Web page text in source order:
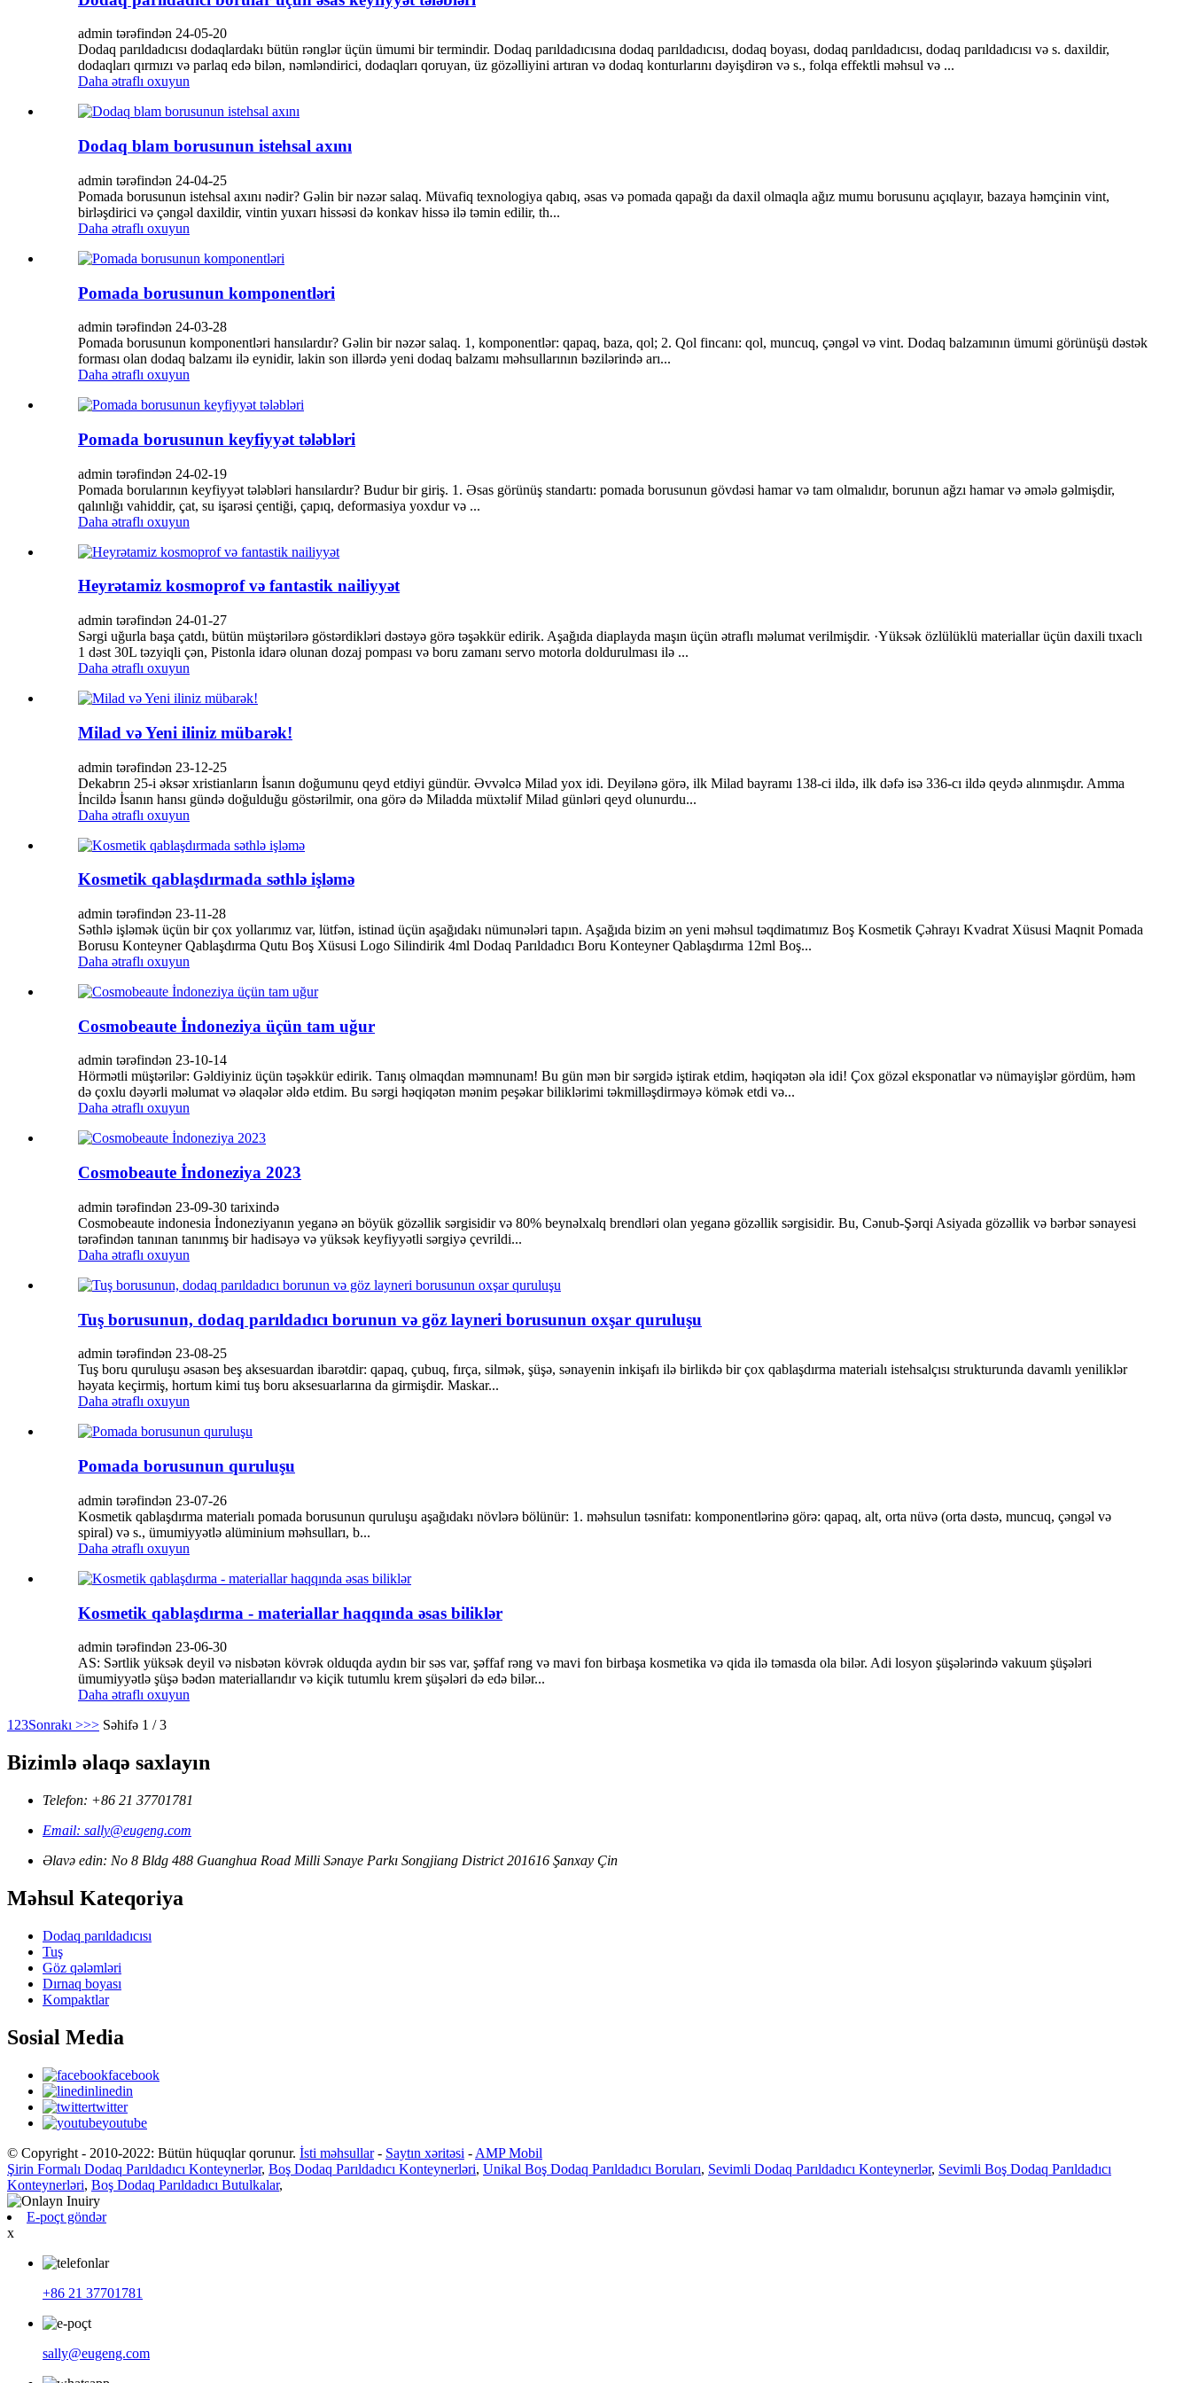
admin tərəfindən 24-05-20
Dodaq parıldadıcısı dodaqlardakı bütün rənglər üçün ümumi bir termindir. Dodaq parıldadıcısına dodaq parıldadıcısı, dodaq boyası, dodaq parıldadıcısı, dodaq parıldadıcısı və s. daxildir,
dodaqları qırmızı və parlaq edə bilən, nəmləndirici, dodaqları qoruyan, üz gözəlliyini artıran və dodaq konturlarını dəyişdirən və s., folqa effektli məhsul və ...
Daha ətraflı oxuyun
Dodaq blam borusunun istehsal axını
admin tərəfindən 24-04-25
Pomada borusunun istehsal axını nədir? Gəlin bir nəzər salaq. Müvafiq texnologiya qabıq, əsas və pomada qapağı da daxil olmaqla ağız mumu borusunu açıqlayır, bazaya həmçinin vint,
birləşdirici və çəngəl daxildir, vintin yuxarı hissəsi də konkav hissə ilə təmin edilir, th...
Daha ətraflı oxuyun
Pomada borusunun komponentləri
admin tərəfindən 24-03-28
Pomada borusunun komponentləri hansılardır? Gəlin bir nəzər salaq. 1, komponentlər: qapaq, baza, qol; 2. Qol fincanı: qol, muncuq, çəngəl və vint. Dodaq balzamının ümumi görünüşü dəstək
forması olan dodaq balzamı ilə eynidir, lakin son illərdə yeni dodaq balzamı məhsullarının bəzilərində arı...
Daha ətraflı oxuyun
Pomada borusunun keyfiyyət tələbləri
admin tərəfindən 24-02-19
Pomada borularının keyfiyyət tələbləri hansılardır? Budur bir giriş. 1. Əsas görünüş standartı: pomada borusunun gövdəsi hamar və tam olmalıdır, borunun ağzı hamar və əmələ gəlmişdir,
qalınlığı vahiddir, çat, su işarəsi çentiği, çapıq, deformasiya yoxdur və ...
Daha ətraflı oxuyun
Heyrətamiz kosmoprof və fantastik nailiyyət
admin tərəfindən 24-01-27
Sərgi uğurla başa çatdı, bütün müştərilərə göstərdikləri dəstəyə görə təşəkkür edirik. Aşağıda diaplayda maşın üçün ətraflı məlumat verilmişdir. ·Yüksək özlülüklü materiallar üçün daxili tıxaclı
1 dəst 30L təzyiqli çən, Pistonla idarə olunan dozaj pompası və boru zamanı servo motorla doldurulması ilə ...
Daha ətraflı oxuyun
Milad və Yeni iliniz mübarək!
admin tərəfindən 23-12-25
Dekabrın 25-i əksər xristianların İsanın doğumunu qeyd etdiyi gündür. Əvvəlcə Milad yox idi. Deyilənə görə, ilk Milad bayramı 138-ci ildə, ilk dəfə isə 336-cı ildə qeydə alınmışdır. Amma
İncildə İsanın hansı gündə doğulduğu göstərilmir, ona görə də Miladda müxtəlif Milad günləri qeyd olunurdu...
Daha ətraflı oxuyun
Kosmetik qablaşdırmada səthlə işləmə
admin tərəfindən 23-11-28
Səthlə işləmək üçün bir çox yollarımız var, lütfən, istinad üçün aşağıdakı nümunələri tapın. Aşağıda bizim ən yeni məhsul təqdimatımız Boş Kosmetik Çəhrayı Kvadrat Xüsusi Maqnit Pomada
Borusu Konteyner Qablaşdırma Qutu Boş Xüsusi Logo Silindirik 4ml Dodaq Parıldadıcı Boru Konteyner Qablaşdırma 12ml Boş...
Daha ətraflı oxuyun
Cosmobeaute İndoneziya üçün tam uğur
admin tərəfindən 23-10-14
Hörmətli müştərilər: Gəldiyiniz üçün təşəkkür edirik. Tanış olmaqdan məmnunam! Bu gün mən bir sərgidə iştirak etdim, həqiqətən əla idi! Çox gözəl eksponatlar və nümayişlər gördüm, həm
də çoxlu dəyərli məlumat və əlaqələr əldə etdim. Bu sərgi həqiqətən mənim peşəkar biliklərimi təkmilləşdirməyə kömək etdi və...
Daha ətraflı oxuyun
Cosmobeaute İndoneziya 2023
admin tərəfindən 23-09-30 tarixində
Cosmobeaute indonesia İndoneziyanın yeganə ən böyük gözəllik sərgisidir və 80% beynəlxalq brendləri olan yeganə gözəllik sərgisidir. Bu, Cənub-Şərqi Asiyada gözəllik və bərbər sənayesi
tərəfindən tanınan tanınmış bir hadisəyə və yüksək keyfiyyətli sərgiyə çevrildi...
Daha ətraflı oxuyun
Tuş borusunun, dodaq parıldadıcı borunun və göz layneri borusunun oxşar quruluşu
admin tərəfindən 23-08-25
Tuş boru quruluşu əsasən beş aksesuardan ibarətdir: qapaq, çubuq, fırça, silmək, şüşə, sənayenin inkişafı ilə birlikdə bir çox qablaşdırma materialı istehsalçısı strukturunda davamlı yeniliklər
həyata keçirmiş, hortum kimi tuş boru aksesuarlarına da girmişdir. Maskar...
Daha ətraflı oxuyun
Pomada borusunun quruluşu
admin tərəfindən 23-07-26
Kosmetik qablaşdırma materialı pomada borusunun quruluşu aşağıdakı növlərə bölünür: 1. məhsulun təsnifatı: komponentlərinə görə: qapaq, alt, orta nüvə (orta dəstə, muncuq, çəngəl və
spiral) və s., ümumiyyətlə alüminium məhsulları, b...
Daha ətraflı oxuyun
Kosmetik qablaşdırma - materiallar haqqında əsas biliklər
admin tərəfindən 23-06-30
AS: Sərtlik yüksək deyil və nisbətən kövrək olduqda aydın bir səs var, şəffaf rəng və mavi fon birbaşa kosmetika və qida ilə təmasda ola bilər. Adi losyon şüşələrində vakuum şüşələri
ümumiyyətlə şüşə bədən materiallarıdır və kiçik tutumlu krem şüşələri də edə bilər...
Daha ətraflı oxuyun
1 23Sonrakı >>> Səhifə 1 / 3
Bizimlə əlaqə saxlayın
Telefon: +86 21 37701781
Email: sally@eugeng.com
Əlavə edin: No 8 Bldg 488 Guanghua Road Milli Sənaye Parkı Songjiang District 201616 Şanxay Çin
Məhsul Kateqoriya
Dodaq parıldadıcısı
Tuş
Göz qələmləri
Dırnaq boyası
Kompaktlar
Sosial Media
facebook
linedin
twitter
youtube
© Copyright - 2010-2022: Bütün hüquqlar qorunur. İsti məhsullar- Saytın xəritəsi - AMP Mobil
Şirin Formalı Dodaq Parıldadıcı Konteynerlər, Boş Dodaq Parıldadıcı Konteynerləri, Unikal Boş Dodaq Parıldadıcı Boruları, Sevimli Dodaq Parıldadıcı Konteynerlər, Sevimli Boş Dodaq Parıldadıcı
Konteynerləri, Boş Dodaq Parıldadıcı Butulkalar,
E-poçt göndər
x
+86 21 37701781
sally@eugeng.com